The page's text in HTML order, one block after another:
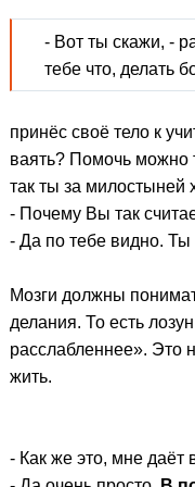
- Вот ты скажи, -
тебе что, делать
принёс своё тело к
ваять? Помочь можно
так ты за милостыней
- Почему Вы так
- Да по тебе видно.
Мозги должны
делания. То есть
расслабленнее». Это
жить.
- Как же это, мне даёт